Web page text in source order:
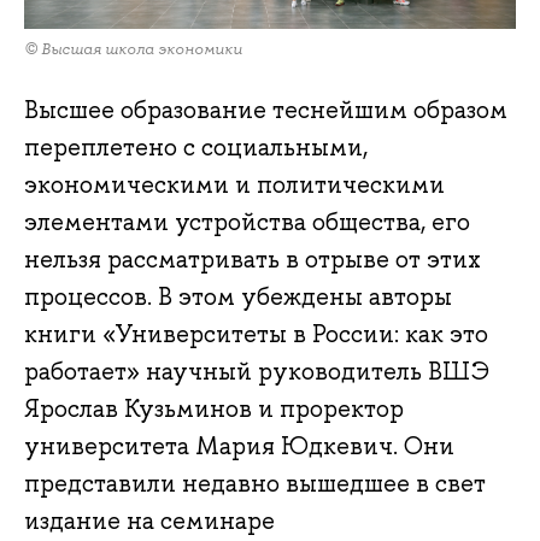
© Высшая школа экономики
Высшее образование теснейшим образом
переплетено с социальными,
экономическими и политическими
элементами устройства общества, его
нельзя рассматривать в отрыве от этих
процессов. В этом убеждены авторы
книги «Университеты в России: как это
работает» научный руководитель ВШЭ
Ярослав Кузьминов и проректор
университета Мария Юдкевич. Они
представили недавно вышедшее в свет
издание на семинаре